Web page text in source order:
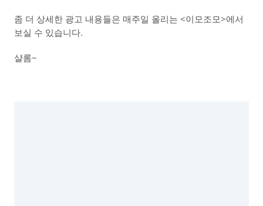
좀 더 상세한 광고 내용들은 매주일 올리는 <이모조모>에서
보실 수 있습니다.
샬롬~